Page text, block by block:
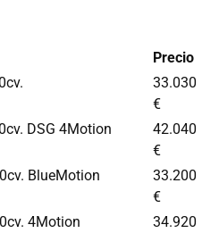
Precio
33.030
€
DSG 4Motion
42.040
€
BlueMotion
33.200
€
4Motion
34.920